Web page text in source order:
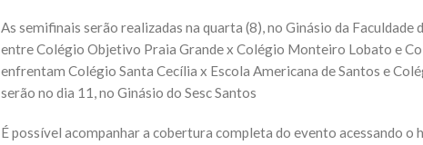
As semifinais serão realizadas na quarta (8), no Ginásio da
entre Colégio Objetivo Praia Grande x Colégio Monteiro Lobato e
enfrentam Colégio Santa Cecília x Escola Americana de Santos e
serão no dia 11, no Ginásio do Sesc Santos
É possível acompanhar a cobertura completa do evento acessando